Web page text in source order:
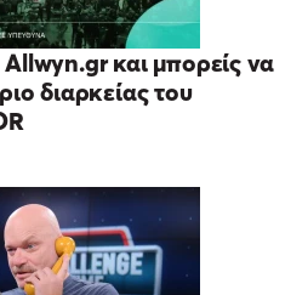
και μπορείς να
διαρκείας του